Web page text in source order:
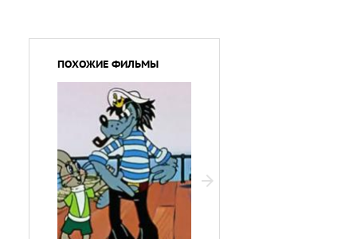
ПОХОЖИЕ ФИЛЬМЫ